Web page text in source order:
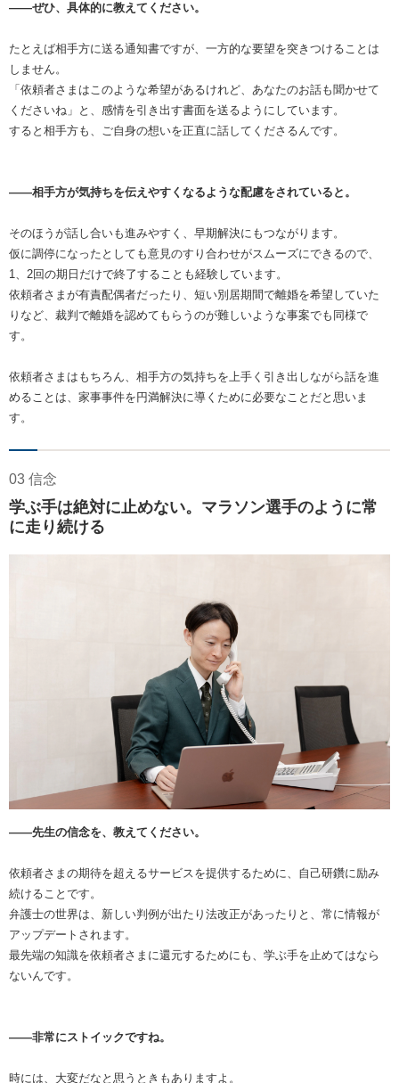
――ぜひ、具体的に教えてください。
たとえば相手方に送る通知書ですが、一方的な要望を突きつけることは
しません。
「依頼者さまはこのような希望があるけれど、あなたのお話も聞かせて
くださいね」と、感情を引き出す書面を送るようにしています。
すると相手方も、ご自身の想いを正直に話してくださるんです。
――相手方が気持ちを伝えやすくなるような配慮をされていると。
そのほうが話し合いも進みやすく、早期解決にもつながります。
仮に調停になったとしても意見のすり合わせがスムーズにできるので、
1、2回の期日だけで終了することも経験しています。
依頼者さまが有責配偶者だったり、短い別居期間で離婚を希望していた
りなど、裁判で離婚を認めてもらうのが難しいような事案でも同様で
す。
依頼者さまはもちろん、相手方の気持ちを上手く引き出しながら話を進
めることは、家事事件を円満解決に導くために必要なことだと思いま
す。
03 信念
学ぶ手は絶対に止めない。マラソン選手のように常
に走り続ける
――先生の信念を、教えてください。
依頼者さまの期待を超えるサービスを提供するために、自己研鑽に励み
続けることです。
弁護士の世界は、新しい判例が出たり法改正があったりと、常に情報が
アップデートされます。
最先端の知識を依頼者さまに還元するためにも、学ぶ手を止めてはなら
ないんです。
――非常にストイックですね。
時には、大変だなと思うときもありますよ。